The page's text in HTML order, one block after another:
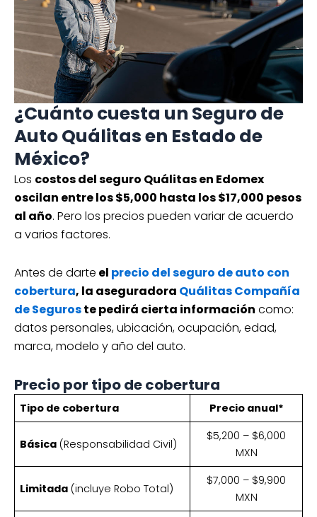
¿Cuánto cuesta un Seguro de
Auto Quálitas en Estado de
México?
Los costos del seguro Quálitas en Edomex
oscilan entre los $5,000 hasta los $17,000 pesos
al año. Pero los precios pueden variar de acuerdo
a varios factores.
Antes de darte el precio del seguro de auto con
cobertura, la aseguradora Quálitas Compañía
de Seguroste pedirá cierta información como:
datos personales, ubicación, ocupación, edad,
marca, modelo y año del auto.
Precio por tipo de cobertura
Tipo de cobertura Precio anual*
Básica (Responsabilidad Civil)
$5,200 – $6,000
MXN
Limitada (incluye Robo Total)
$7,000 – $9,900
MXN